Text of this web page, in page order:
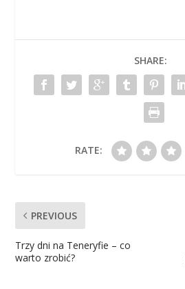
SHARE:
RATE:
PREVIOUS
Trzy dni na Teneryfie – co
warto zrobić?